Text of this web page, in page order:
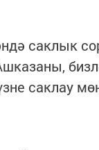
сак­лык
саклау